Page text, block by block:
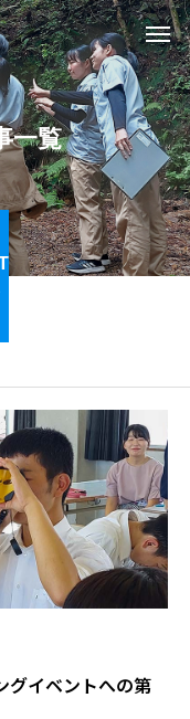
一覧
グイベントへの第